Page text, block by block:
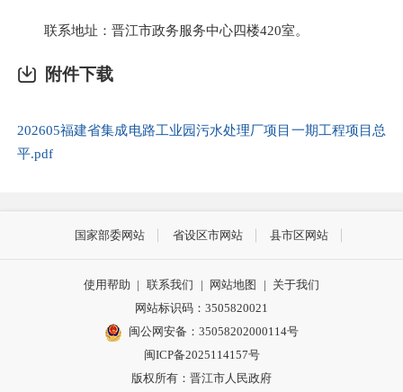
联系地址：晋江市政务服务中心四楼420室。
附件下载
202605福建省集成电路工业园污水处理厂项目一期工程项目总
平.pdf
国家部委网站 省设区市网站 县市区网站
使用帮助 | 联系我们 | 网站地图 | 关于我们
网站标识码：3505820021
闽公网安备：35058202000114号
闽ICP备2025114157号
版权所有：晋江市人民政府